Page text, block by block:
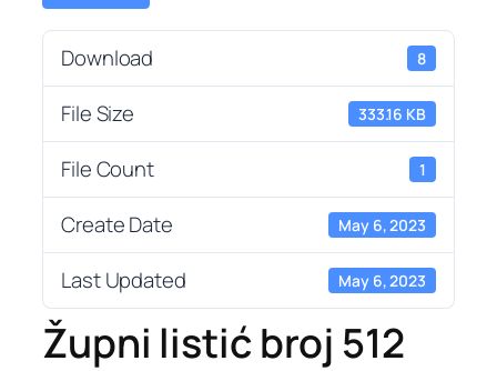
Download 8
File Size 333.16 KB
File Count 1
Create Date May 6, 2023
Last Updated May 6, 2023
Župni listić broj 512